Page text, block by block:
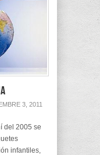
3, 2011
del 2005 se
infantiles,